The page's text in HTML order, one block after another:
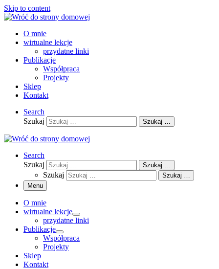
Skip to content
O mnie
wirtualne lekcje
przydatne linki
Publikacje
Współpraca
Projekty
Sklep
Kontakt
Search
Szukaj
Szukaj …
Search
Szukaj
Szukaj …
Szukaj
Szukaj …
Menu
O mnie
wirtualne lekcje
przydatne linki
Publikacje
Współpraca
Projekty
Sklep
Kontakt